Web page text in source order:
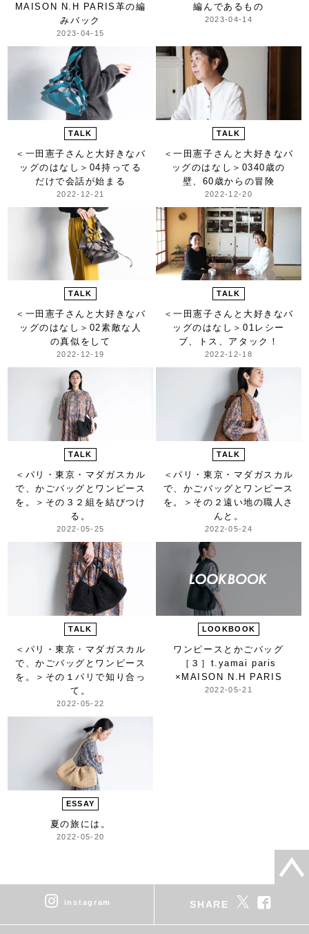
MAISON N.H PARIS 革の編
みバック
2023-04-15
編んであるもの
2023-04-14
TALK
＜一田憲子さんと大好きなバ
ッグのはなし＞ 04持ってる
だけで会話が始まる
2022-12-21
TALK
＜一田憲子さんと大好きなバ
ッグのはなし＞ 0340歳の
壁、60歳からの冒険
2022-12-20
TALK
＜一田憲子さんと大好きなバ
ッグのはなし＞ 02素敵な人
の真似をして
2022-12-19
TALK
＜一田憲子さんと大好きなバ
ッグのはなし＞ 01レシー
ブ、トス、アタック！
2022-12-18
TALK
＜パリ・東京・マダガスカル
で、かごバッグとワンピース
を。＞ その３２組を結びつけ
る。
2022-05-25
TALK
＜パリ・東京・マダガスカル
で、かごバッグとワンピース
を。＞ その２遠い地の職人さ
んと。
2022-05-24
TALK
＜パリ・東京・マダガスカル
で、かごバッグとワンピース
を。＞ その１パリで知り合っ
て。
2022-05-22
LOOKBOOK
ワンピースとかごバッグ
［３］ t.yamai paris
× MAISON N.H PARIS
2022-05-21
ESSAY
夏の旅には。
2022-05-20
instagram SHARE